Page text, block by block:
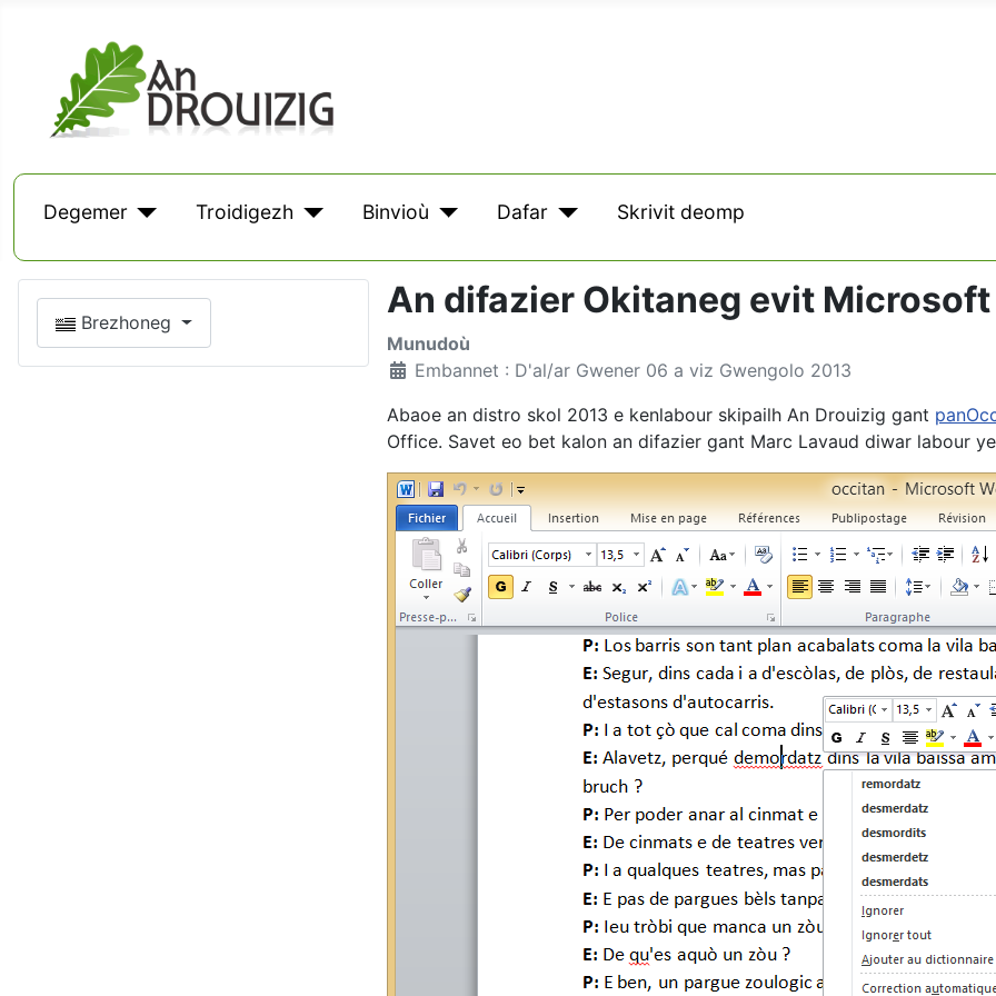
Degemer Troidigezh Binvioù Dafar Skrivit deomp
Brezhoneg
An difazier Okitaneg evit
Munudoù
Embannet : D'al/ar Gwener 06 a viz Gwengolo 2013
Abaoe an distro skol 2013 e kenlabour skipailh An Drouizig gant
Office. Savet eo bet kalon an difazier gant Marc Lavaud diwar labour